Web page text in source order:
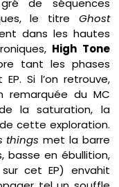
de séquences
le titre Ghost
dans les hautes
High Tone
tant les phases
Si l’on retrouve,
remarquée du MC
la saturation, la
cette exploration.
things met la barre
basse en ébullition,
cet EP) envahit